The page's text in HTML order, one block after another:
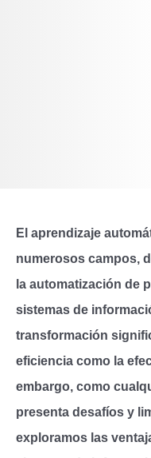
El aprendizaje
numerosos campos,
la automatización de
sistemas de
transformación
eficiencia como la
embargo, como
presenta desafíos y
exploramos las